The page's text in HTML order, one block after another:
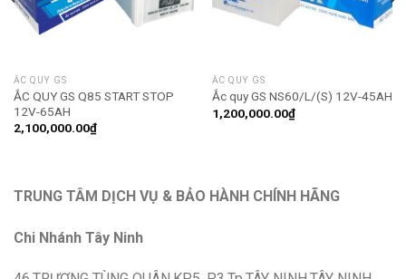
ẮC QUY GS
ẮC QUY GS Q85 START STOP
12V-65AH
2,100,000.00₫
ẮC QUY GS
Ắc quy GS NS60/L/(S) 12V-45AH
1,200,000.00₫
TRUNG TÂM DỊCH VỤ & BẢO HÀNH CHÍNH HÃNG
Chi Nhánh Tây Ninh